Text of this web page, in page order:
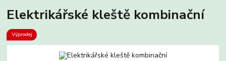
Elektrikářské kleště kombinační
Výprodej